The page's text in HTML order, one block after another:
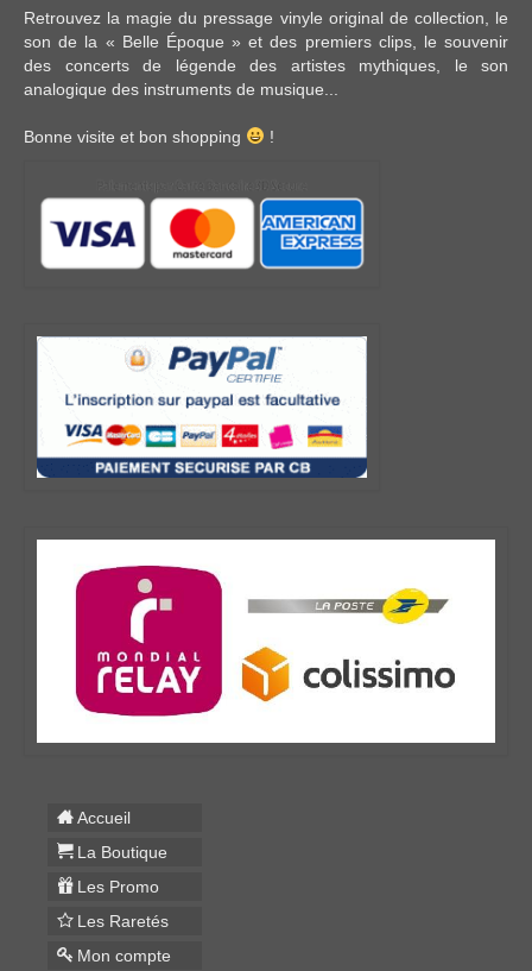
Retrouvez la magie du pressage vinyle original de collection, le
son de la « Belle Époque » et des premiers clips, le souvenir
des concerts de légende des artistes mythiques, le son
analogique des instruments de musique...
Bonne visite et bon shopping !
Accueil
La Boutique
Les Promo
Les Raretés
Mon compte